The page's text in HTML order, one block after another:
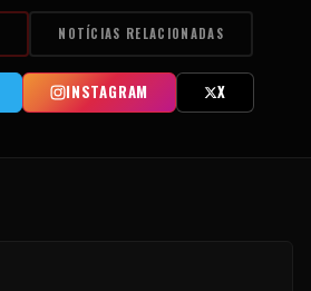
NOTÍCIAS RELACIONADAS
INSTAGRAM X